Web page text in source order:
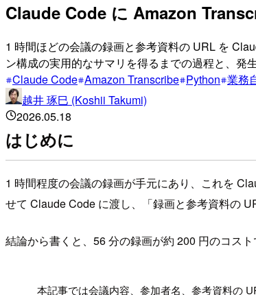
Claude Code に Amazon
1 時間ほどの会議の録画と参考資料の URL を
ン構成の実用的なサマリを得るまでの過程と、発
Claude Code Amazon Transcribe Python 業務
越井 琢巳 (Koshii Takumi)
2026.05.18
はじめに
1 時間程度の会議の録画が手元にあり、これを
せて Claude Code に渡し、「録画と参考資料の
結論から書くと、56 分の録画が約 200 円のコス
本記事では会議内容、参加者名、参考資料の